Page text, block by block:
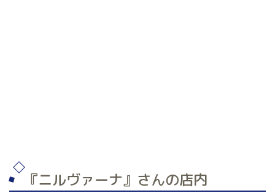
『ニルヴァーナ』さんの店内